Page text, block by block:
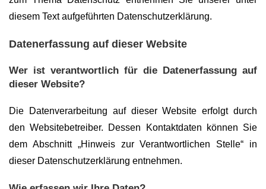
diesem Text aufgeführten Datenschutzerklärung.
Datenerfassung auf dieser Website
Wer ist verantwortlich für die Datenerfassung auf
dieser Website?
Die Datenverarbeitung auf dieser Website erfolgt durch
den Websitebetreiber. Dessen Kontaktdaten können Sie
dem Abschnitt „Hinweis zur Verantwortlichen Stelle“ in
dieser Datenschutzerklärung entnehmen.